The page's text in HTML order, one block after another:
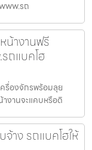
รถ
น้างานฟรี
ถแบคโฮ
รื่องจักรพร้อมลุย
งานจะแคบหรือดิ
าง รถแบคโฮให้